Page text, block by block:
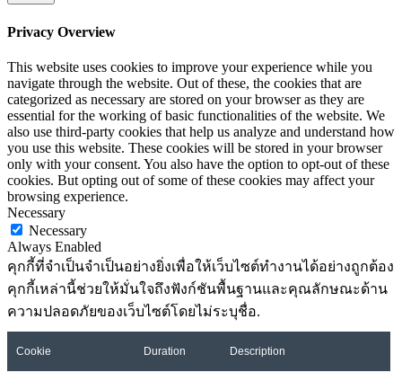
Privacy Overview
This website uses cookies to improve your experience while you
navigate through the website. Out of these, the cookies that are
categorized as necessary are stored on your browser as they are
essential for the working of basic functionalities of the website. We
also use third-party cookies that help us analyze and understand how
you use this website. These cookies will be stored in your browser
only with your consent. You also have the option to opt-out of these
cookies. But opting out of some of these cookies may affect your
browsing experience.
Necessary
Necessary
Always Enabled
คุกกี้ที่จำเป็นจำเป็นอย่างยิ่งเพื่อให้เว็บไซต์ทำงานได้อย่างถูกต้อง
คุกกี้เหล่านี้ช่วยให้มั่นใจถึงฟังก์ชันพื้นฐานและคุณลักษณะด้าน
ความปลอดภัยของเว็บไซต์โดยไม่ระบุชื่อ.
Cookie Duration Description